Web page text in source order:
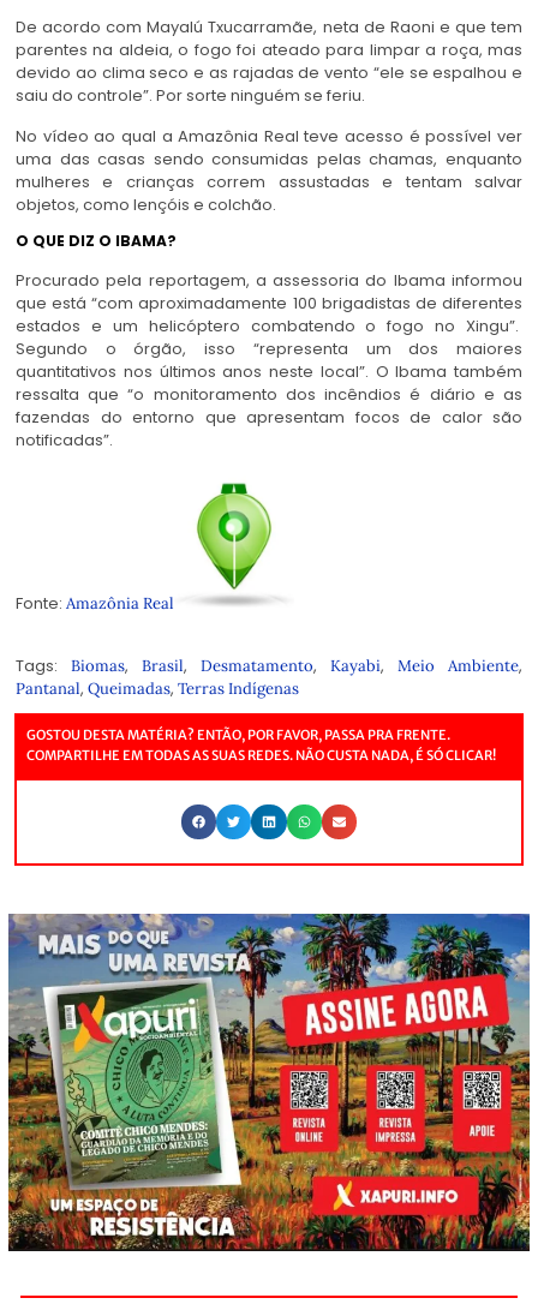
De acordo com Mayalú Txucarramãe, neta de Raoni e que tem
parentes na aldeia, o fogo foi ateado para limpar a roça, mas
devido ao clima seco e as rajadas de vento “ele se espalhou e
saiu do controle”. Por sorte ninguém se feriu.
No vídeo ao qual a Amazônia Real teve acesso é possível ver
uma das casas sendo consumidas pelas chamas, enquanto
mulheres e crianças correm assustadas e tentam salvar
objetos, como lençóis e colchão.
O QUE DIZ O IBAMA?
Procurado pela reportagem, a assessoria do Ibama informou
que está “com aproximadamente 100 brigadistas de diferentes
estados e um helicóptero combatendo o fogo no Xingu”.
Segundo o órgão, isso “representa um dos maiores
quantitativos nos últimos anos neste local”. O Ibama também
ressalta que “o monitoramento dos incêndios é diário e as
fazendas do entorno que apresentam focos de calor são
notificadas”.
Fonte: Amazônia Real
Tags: Biomas, Brasil, Desmatamento, Kayabi, Meio Ambiente,
Pantanal, Queimadas, Terras Indígenas
GOSTOU DESTA MATÉRIA? ENTÃO, POR FAVOR, PASSA PRA FRENTE.
COMPARTILHE EM TODAS AS SUAS REDES. NÃO CUSTA NADA, É SÓ CLICAR!